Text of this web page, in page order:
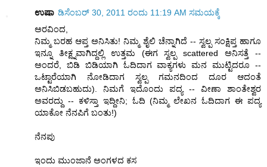
ಉಷಾ ಡಿಸೆಂಬರ್ 30, 2011 ರಂದು 11:19 AM ಸಮಯಕ್ಕೆ
ಅರವಿಂದ,
ನಿಮ್ಮ ಬರಹ ಆಪ್ತ ಅನಿಸಿತು! ನಿಮ್ಮ ಶೈಲಿ ಚೆನ್ನಾಗಿದೆ -- ಸ್ವಲ್ಪ ಸಂಕ್ಷಿಪ್ತ ಹಾಗೂ
ಇನ್ನೂ ತೀಕ್ಷ್ನವಾಗಿದ್ದಲ್ಲಿ ಉತ್ತಮ (ಈಗ ಸ್ವಲ್ಪ scattered ಅನಿಸತ್ತೆ --
ಅಂದರೆ, ಬಿಡಿ ಬಿಡಿಯಾಗಿ ಓದಿದಾಗ ವಾಕ್ಯಗಳು ಮನ ಮುಟ್ಟಿದರೂ --
ಒಟ್ಟಾರೆಯಾಗಿ ನೋಡಿದಾಗ ಸ್ವಲ್ಪ ಗಮನದಿಂದ ದೂರ ಆದಂತೆ
ಅನಿಸಿಬಿಡಬಹುದು). ನಿಮಗೆ ಇದೊಂದು ಪದ್ಯ -- ವೀಣಾ ಶಾಂತೇಶ್ವರ
ಅವರದ್ದು -- ಕಳಿಸ್ತಾ ಇದ್ದೀನಿ; ಓದಿ (ನಿಮ್ಮ ಲೇಖನ ಓದಿದಾಗ ಈ ಪದ್ಯ
ಯಾಕೋ ನೆನಪಿಗೆ ಬಂತು!)
ನೆನಪು
ಇಂದು ಮುಂಜಾನೆ ಅಂಗಳದ ಕಸ